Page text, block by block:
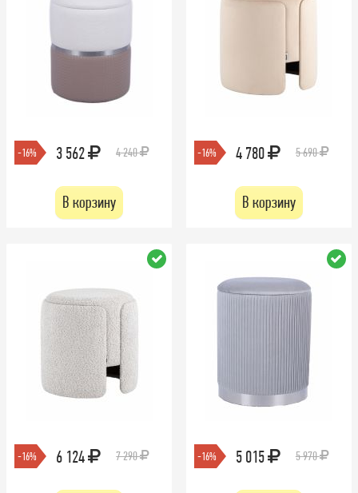
-16% 3 562 4 240
В корзину
-16% 4 780 5 690
В корзину
-16% 6 124 7 290 -16% 5 015 5 970